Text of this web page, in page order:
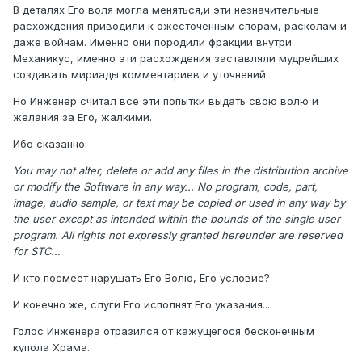
В деталях Его воля могла меняться,и эти незначительные
расхождения приводили к ожесточённым спорам, расколам и
даже войнам. Именно они породили фракции внутри
Механикус, именно эти расхождения заставляли мудрейших
создавать мириады комментариев и уточнений.
Но Инженер считал все эти попытки выдать свою волю и
желания за Его, жалкими.
Ибо сказанно.
You may not alter, delete or add any files in the distribution archive
or modify the Software in any way... No program, code, part,
image, audio sample, or text may be copied or used in any way by
the user except as intended within the bounds of the single user
program. All rights not expressly granted hereunder are reserved
for STС...
И кто посмеет нарушать Его Волю, Его условие?
И конечно же, слуги Его исполнят Его указания...
Голос Инженера отразился от кажущегося бесконечным
купола Храма.